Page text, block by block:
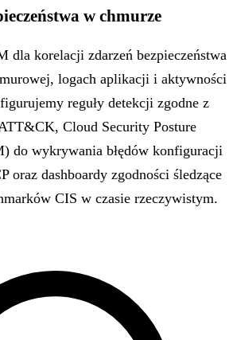
w chmurze
dla korelacji zdarzeń bezpieczeństwa
logach aplikacji i aktywności
reguły detekcji zgodne z
Cloud Security Posture
do wykrywania błędów konfiguracji
oraz dashboardy zgodności śledzące
CIS w czasie rzeczywistym.